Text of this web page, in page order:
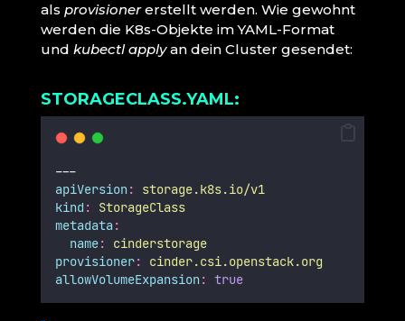
als provisionererstellt werden. Wie gewohnt
werden die K8s-Objekte im YAML-Format
und kubectl applyan dein Cluster gesendet:
STORAGECLASS.YAML:
---
apiVersion:
storage.k8s.io/v1
kind :
StorageClass
metadata:
name:
cinderstorage
provisioner:
cinder.csi.openstack.org
allowVolumeExpansion: true